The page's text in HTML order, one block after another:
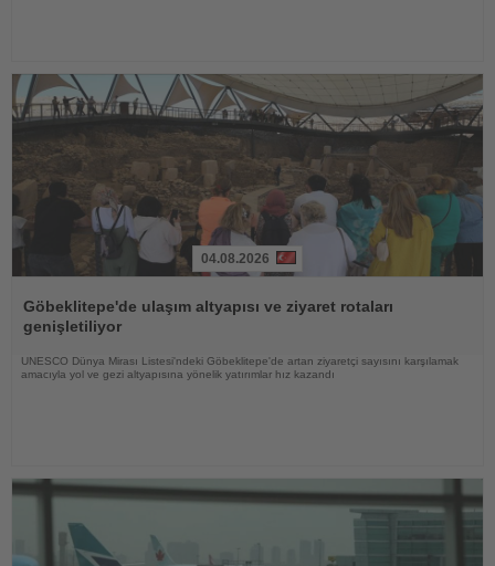
Oku
04.08.2026
Göbeklitepe'de ulaşım altyapısı ve ziyaret rotaları
genişletiliyor
UNESCO Dünya Mirası Listesi'ndeki Göbeklitepe'de artan ziyaretçi sayısını karşılamak
amacıyla yol ve gezi altyapısına yönelik yatırımlar hız kazandı